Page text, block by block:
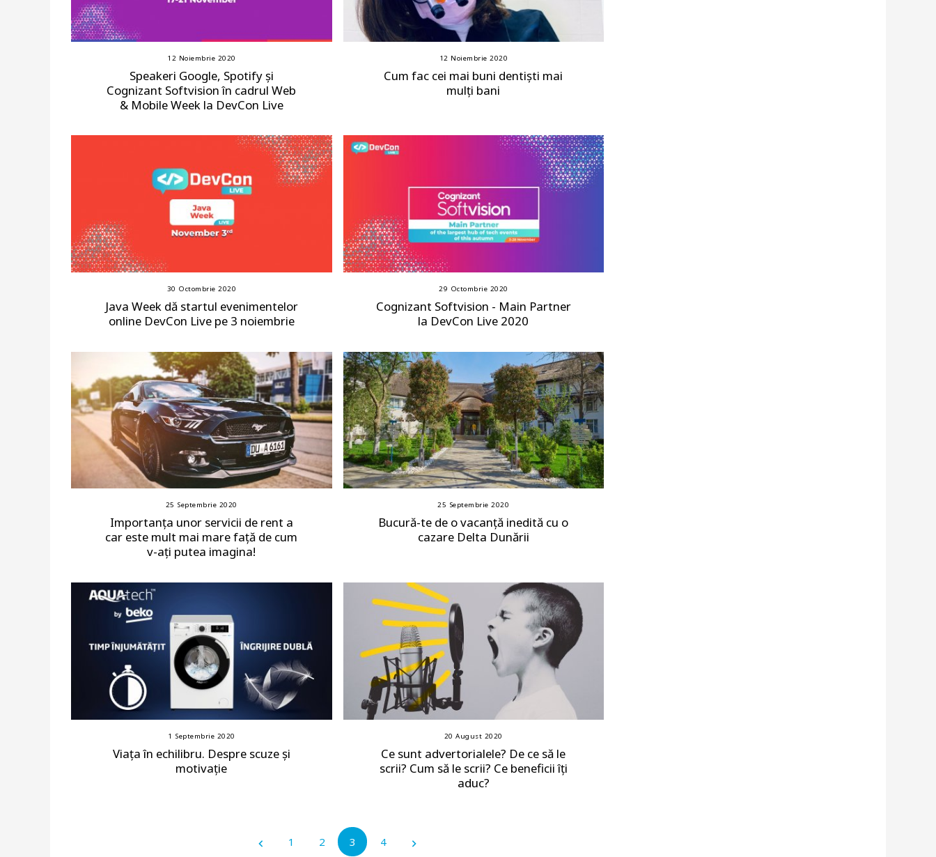
12 Noiembrie 2020
Speakeri Google, Spotify și
Cognizant Softvision în cadrul Web
& Mobile Week la DevCon Live
12 Noiembrie 2020
Cum fac cei mai buni dentiști mai
mulți bani
30 Octombrie 2020
Java Week dă startul evenimentelor
online DevCon Live pe 3 noiembrie
29 Octombrie 2020
Cognizant Softvision - Main Partner
la DevCon Live 2020
25 Septembrie 2020
Importanța unor servicii de rent a
car este mult mai mare față de cum
v-ați putea imagina!
25 Septembrie 2020
Bucură-te de o vacanță inedită cu o
cazare Delta Dunării
1 Septembrie 2020
Viața în echilibru. Despre scuze și
motivație
20 August 2020
Ce sunt advertorialele? De ce să le
scrii? Cum să le scrii? Ce beneficii îți
aduc?
1 2 3 4